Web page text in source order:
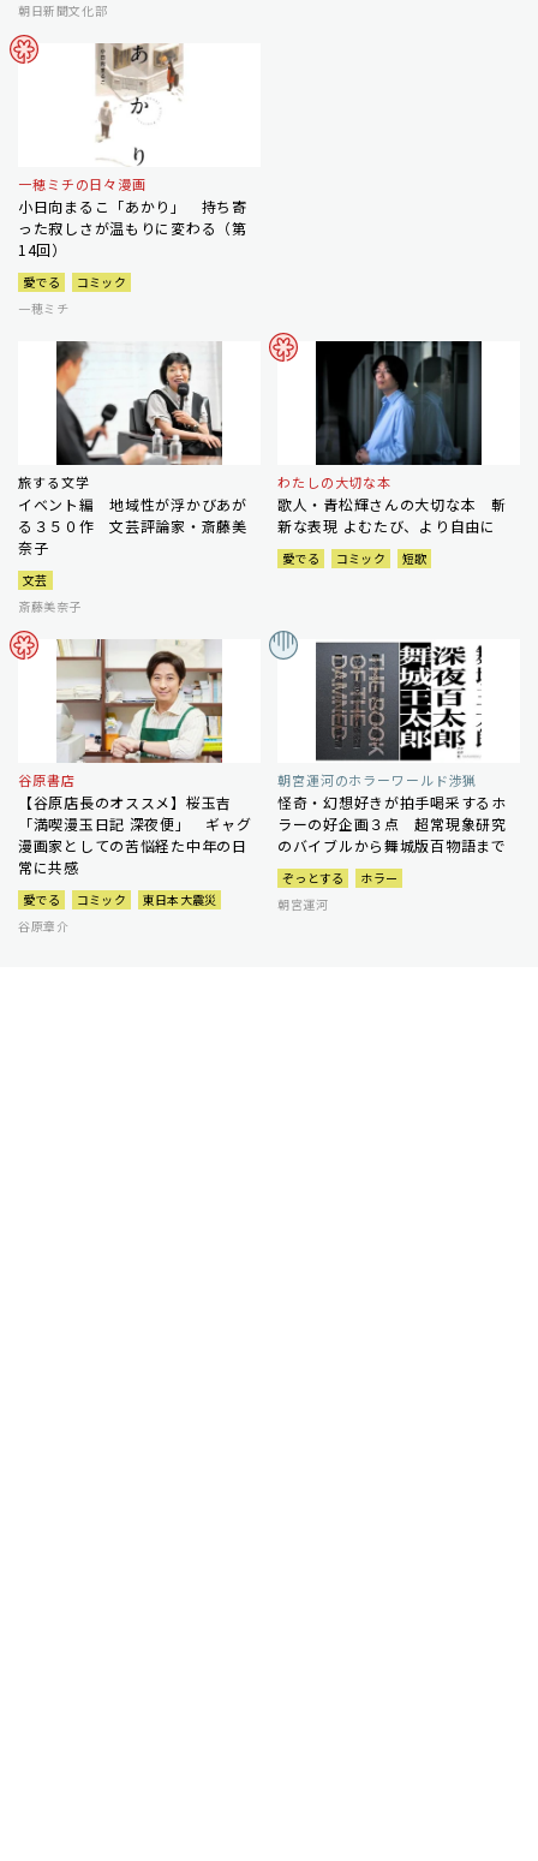
朝日新聞文化部
一穂ミチの日々漫画
小日向まるこ「あかり」 持ち寄
った寂しさが温もりに変わる（第
14回）
愛でる
コミック
一穂ミチ
旅する文学
イベント編 地域性が浮かびあが
る３５０作 文芸評論家・斎藤美
奈子
文芸
斎藤美奈子
わたしの大切な本
歌人・青松輝さんの大切な本 斬
新な表現 よむたび、より自由に
愛でる コミック 短歌
谷原書店
【谷原店長のオススメ】桜玉吉
「満喫漫玉日記 深夜便」 ギャグ
漫画家としての苦悩経た中年の日
常に共感
愛でる コミック
東日本大震災
谷原章介
朝宮運河のホラーワールド渉猟
怪奇・幻想好きが拍手喝采するホ
ラーの好企画３点 超常現象研究
のバイブルから舞城版百物語まで
ぞっとする
ホラー
朝宮運河